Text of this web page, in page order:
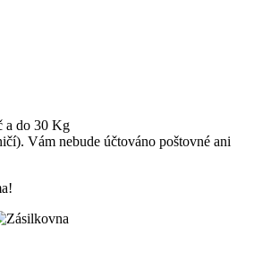
a do 30 Kg
Vám nebude účtováno poštovné ani